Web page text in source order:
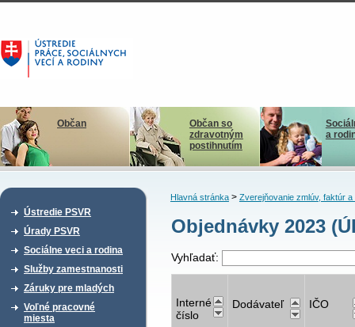
Občan
Občan so
zdravotným
postihnutím
a
Ústredie PSVR
Úrady PSVR
Sociálne veci a rodina
Služby zamestnanosti
Záruky pre mladých
Voľné pracovné
miesta
Hlavná stránka> Zverejňovanie zmlúv, faktúr a
Objednávky 2023
Vyhľadať:
Interné
číslo
Dodávateľ IČO